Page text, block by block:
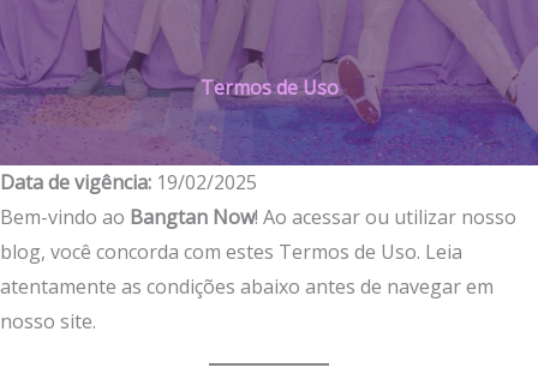
Termos de Uso
Data de vigência: 19/02/2025
Bem-vindo ao Bangtan Now! Ao acessar ou utilizar nosso
blog, você concorda com estes Termos de Uso. Leia
atentamente as condições abaixo antes de navegar em
nosso site.